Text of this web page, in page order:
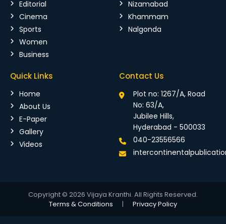
Editorial
Cinema
Sports
Women
Business
Nizamabad
Khammam
Nalgonda
Quick Links
Home
About Us
E-Paper
Gallery
Videos
Contact Us
Plot no: 1267/A, Road
No: 63/A,
Jubilee Hills,
Hyderabad - 500033
040-23556566
Copyright © 2026 Vijaya Kranthi. All Rights Reserved.
Terms & Conditions
| Privacy Policy